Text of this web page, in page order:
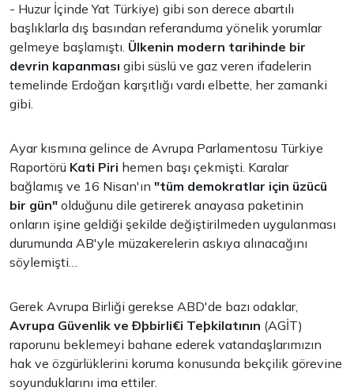
- Huzur İçinde Yat Türkiye) gibi son derece abartılı
başlıklarla dış basından referanduma yönelik yorumlar
gelmeye başlamıştı. Ülkenin modern tarihinde bir
devrin kapanması gibi süslü ve gaz veren ifadelerin
temelinde Erdoğan karşıtlığı vardı elbette, her zamanki
gibi.
Ayar kısmına gelince de Avrupa Parlamentosu Türkiye
Raportörü Kati Piri hemen başı çekmişti. Karalar
bağlamış ve 16 Nisan'ın "tüm demokratlar için üzücü
bir gün" olduğunu dile getirerek anayasa paketinin
onların işine geldiği şekilde değiştirilmeden uygulanması
durumunda AB'yle müzakerelerin askıya alınacağını
söylemişti…
Gerek Avrupa Birliği gerekse ABD'de bazı odaklar,
Avrupa Güvenlik ve Ðþbirli€i Teþkilatının (AGİT)
raporunu beklemeyi bahane ederek vatandaşlarımızın
hak ve özgürlüklerini koruma konusunda bekçilik görevine
soyunduklarını ima ettiler.